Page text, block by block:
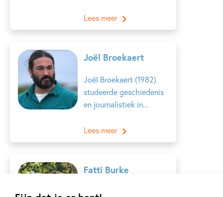
Lees meer
Joël Broekaert
Joël Broekaert (1982)
studeerde geschiedenis
en journalistiek in...
Lees meer
Fatti Burke
Fatti Burke is een Ierse